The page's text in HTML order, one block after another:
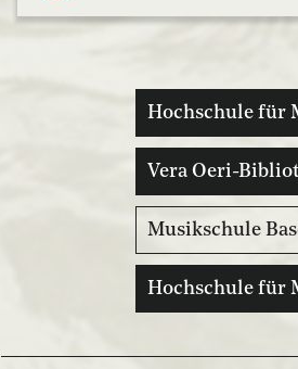
Hochschule für
Vera Oeri-
Musikschule
Hochschule für